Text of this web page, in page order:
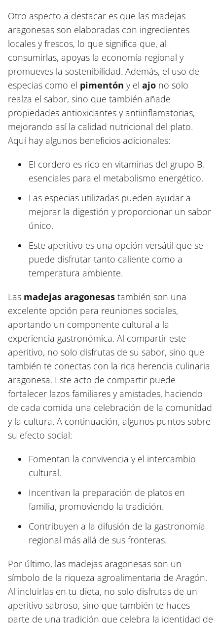
Otro aspecto a destacar es que las madejas
aragonesas son elaboradas con ingredientes
locales y frescos, lo que significa que, al
consumirlas, apoyas la economía regional y
promueves la sostenibilidad. Además, el uso de
especias como el pimentón y el ajo no solo
realza el sabor, sino que también añade
propiedades antioxidantes y antiinflamatorias,
mejorando así la calidad nutricional del plato.
Aquí hay algunos beneficios adicionales:
El cordero es rico en vitaminas del grupo B,
esenciales para el metabolismo energético.
Las especias utilizadas pueden ayudar a
mejorar la digestión y proporcionar un sabor
único.
Este aperitivo es una opción versátil que se
puede disfrutar tanto caliente como a
temperatura ambiente.
Las madejas aragonesas también son una
excelente opción para reuniones sociales,
aportando un componente cultural a la
experiencia gastronómica. Al compartir este
aperitivo, no solo disfrutas de su sabor, sino que
también te conectas con la rica herencia culinaria
aragonesa. Este acto de compartir puede
fortalecer lazos familiares y amistades, haciendo
de cada comida una celebración de la comunidad
y la cultura. A continuación, algunos puntos sobre
su efecto social:
Fomentan la convivencia y el intercambio
cultural.
Incentivan la preparación de platos en
familia, promoviendo la tradición.
Contribuyen a la difusión de la gastronomía
regional más allá de sus fronteras.
Por último, las madejas aragonesas son un
símbolo de la riqueza agroalimentaria de Aragón.
Al incluirlas en tu dieta, no solo disfrutas de un
aperitivo sabroso, sino que también te haces
parte de una tradición que celebra la identidad de